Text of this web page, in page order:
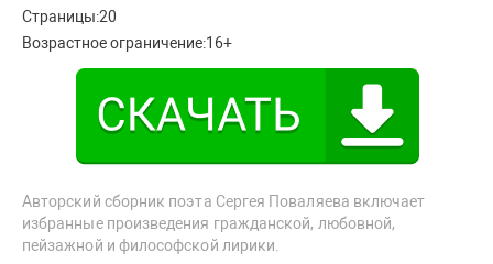
Страницы:20
Возрастное ограничение:16+
Авторский сборник поэта Сергея Поваляева включает
избранные произведения гражданской, любовной,
пейзажной и философской лирики.